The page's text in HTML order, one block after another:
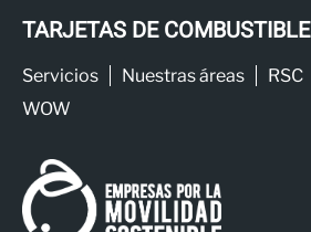
TARJETAS DE COMBUSTIBLE
Servicios Nuestras áreas RSC
WOW